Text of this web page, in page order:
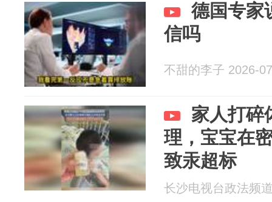
德国专家
信吗
不甜的李子 2026-
家人打碎
理，宝宝在
致汞超标
长沙电视台政法频